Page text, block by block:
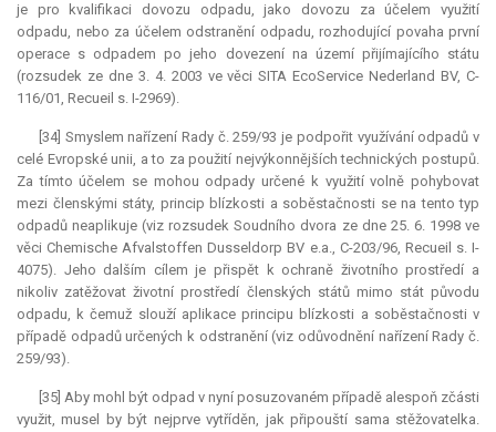
je pro kvalifikaci dovozu odpadu, jako dovozu za účelem využití
odpadu, nebo za účelem odstranění odpadu, rozhodující povaha první
operace s odpadem po jeho dovezení na území přijímajícího státu
(rozsudek ze dne 3. 4. 2003 ve věci SITA EcoService Nederland BV, C-
116/01, Recueil s. I-2969).
[34] Smyslem nařízení Rady č. 259/93 je podpořit využívání odpadů v
celé Evropské unii, a to za použití nejvýkonnějších technických postupů.
Za tímto účelem se mohou odpady určené k využití volně pohybovat
mezi členskými státy, princip blízkosti a soběstačnosti se na tento typ
odpadů neaplikuje (viz rozsudek Soudního dvora ze dne 25. 6. 1998 ve
věci Chemische Afvalstoffen Dusseldorp BV e.a., C-203/96, Recueil s. I-
4075). Jeho dalším cílem je přispět k ochraně životního prostředí a
nikoliv zatěžovat životní prostředí členských států mimo stát původu
odpadu, k čemuž slouží aplikace principu blízkosti a soběstačnosti v
případě odpadů určených k odstranění (viz odůvodnění nařízení Rady č.
259/93).
[35] Aby mohl být odpad v nyní posuzovaném případě alespoň zčásti
využit, musel by být nejprve vytříděn, jak připouští sama stěžovatelka.